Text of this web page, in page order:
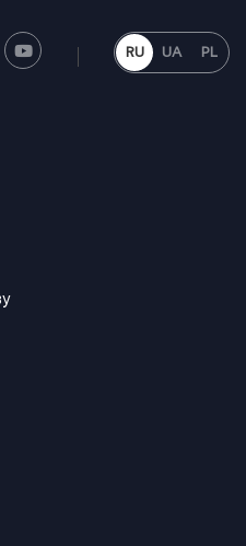
RU UA PL